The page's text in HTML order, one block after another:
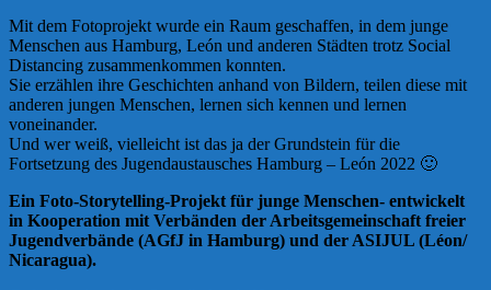
Mit dem Fotoprojekt wurde ein Raum geschaffen, in dem junge
Menschen aus Hamburg, León und anderen Städten trotz Social
Distancing zusammenkommen konnten.
Sie erzählen ihre Geschichten anhand von Bildern, teilen diese mit
anderen jungen Menschen, lernen sich kennen und lernen
voneinander.
Und wer weiß, vielleicht ist das ja der Grundstein für die
Fortsetzung des Jugendaustausches Hamburg – León 2022 🙂
Ein Foto-Storytelling-Projekt für junge Menschen- entwickelt
in Kooperation mit Verbänden der Arbeitsgemeinschaft freier
Jugendverbände (AGfJ in Hamburg) und der ASIJUL (Léon/
Nicaragua).